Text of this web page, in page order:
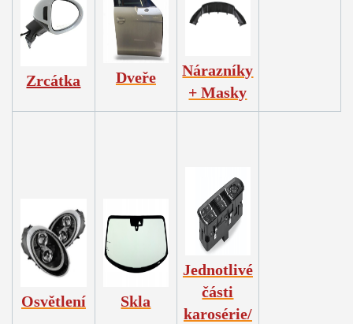
Zrcátka Dveře
Nárazníky
+ Masky
Osvětlení Skla
Jednotlivé
části
karosérie/